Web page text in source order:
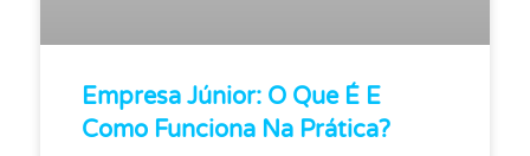
Empresa Júnior: O Que É E
Como Funciona Na Prática?